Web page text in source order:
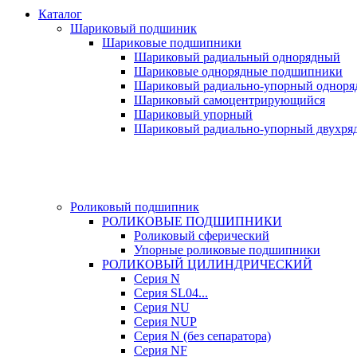
Каталог
Шариковый подшиник
Шариковые подшипники
Шариковый радиальный однорядный
Шариковые однорядные подшипники
Шариковый радиально-упорный
Шариковый самоцентрирующийся
Шариковый упорный
Шариковый радиально-упорный
Роликовый подшипник
РОЛИКОВЫЕ ПОДШИПНИКИ
Роликовый сферический
Упорные роликовые подшипники
РОЛИКОВЫЙ ЦИЛИНДРИЧЕСКИЙ
Серия N
Серия SL04...
Серия NU
Серия NUP
Серия N (без сепаратора)
Серия NF